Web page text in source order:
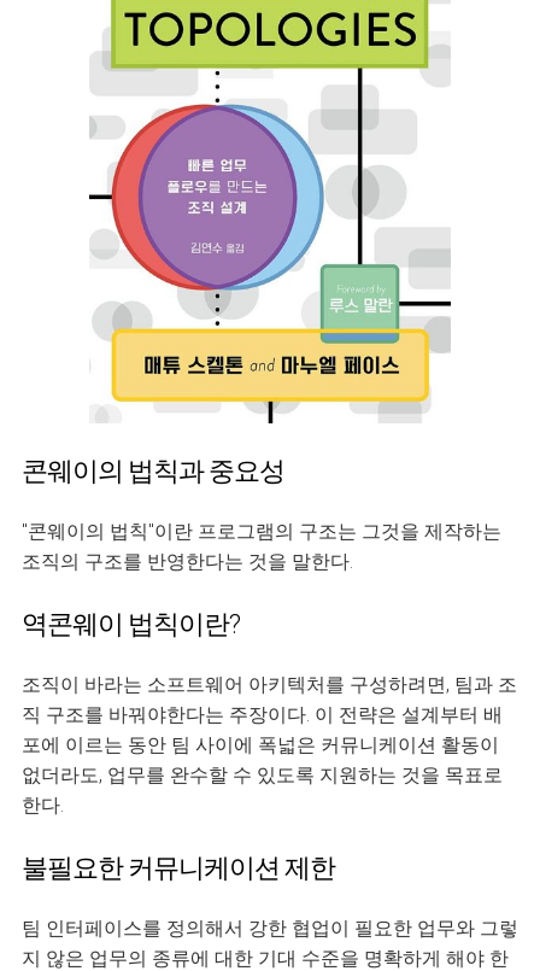
콘웨이의 법칙과 중요성
"콘웨이의 법칙"이란 프로그램의 구조는 그것을 제작하는
조직의 구조를 반영한다는 것을 말한다.
역콘웨이 법칙이란?
조직이 바라는 소프트웨어 아키텍처를 구성하려면, 팀과 조
직 구조를 바꿔야한다는 주장이다. 이 전략은 설계부터 배
포에 이르는 동안 팀 사이에 폭넓은 커뮤니케이션 활동이
없더라도, 업무를 완수할 수 있도록 지원하는 것을 목표로
한다.
불필요한 커뮤니케이션 제한
팀 인터페이스를 정의해서 강한 협업이 필요한 업무와 그렇
지 않은 업무의 종류에 대한 기대 수준을 명확하게 해야 한